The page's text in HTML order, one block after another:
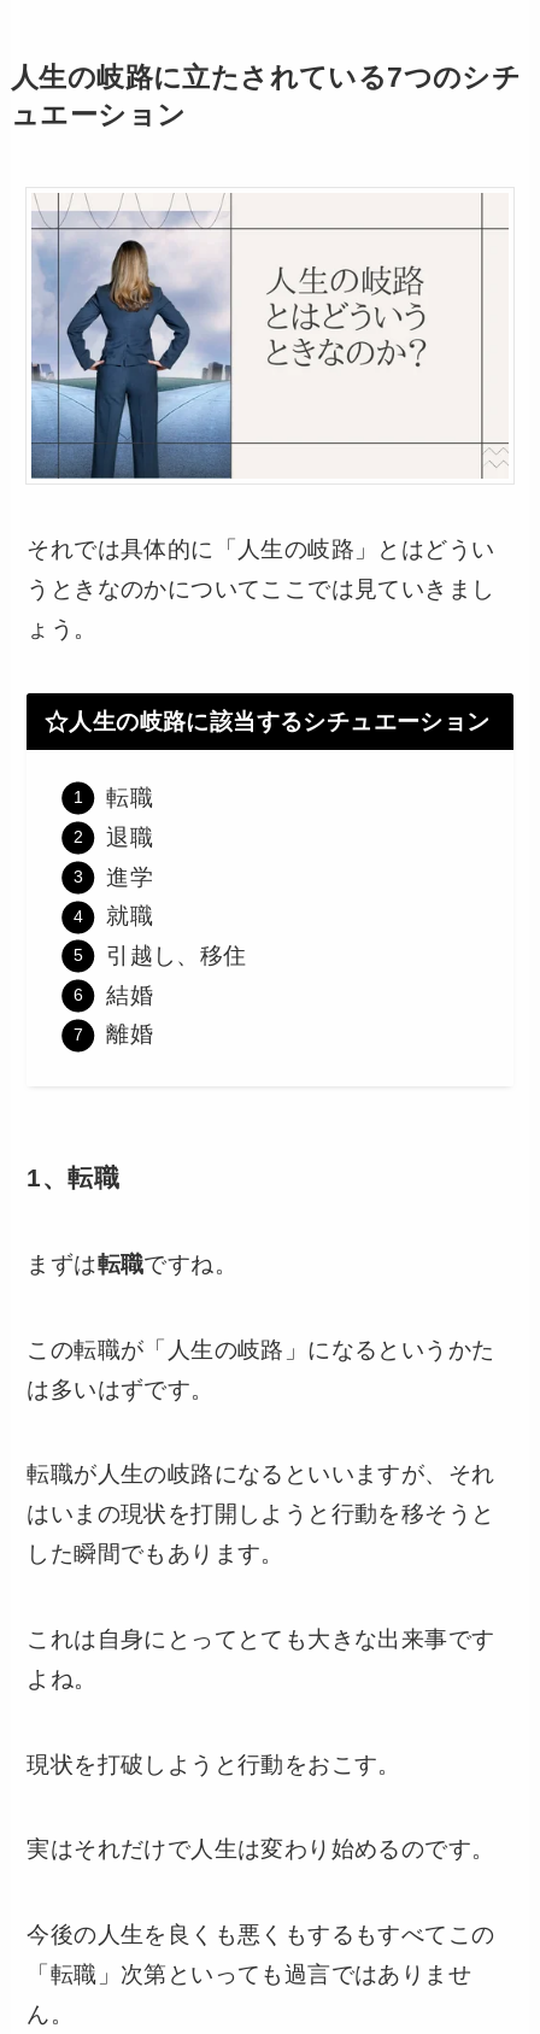
人生の岐路に立たされている7つのシチ
ュエーション
それでは具体的に「人生の岐路」とはどうい
うときなのかについてここでは見ていきまし
ょう。
人生の岐路に該当するシチュエーション
転職
退職
進学
就職
引越し、移住
結婚
離婚
1、転職
まずは転職ですね。
この転職が「人生の岐路」になるというかた
は多いはずです。
転職が人生の岐路になるといいますが、それ
はいまの現状を打開しようと行動を移そうと
した瞬間でもあります。
これは自身にとってとても大きな出来事です
よね。
現状を打破しようと行動をおこす。
実はそれだけで人生は変わり始めるのです。
今後の人生を良くも悪くもするもすべてこの
「転職」次第といっても過言ではありませ
ん。